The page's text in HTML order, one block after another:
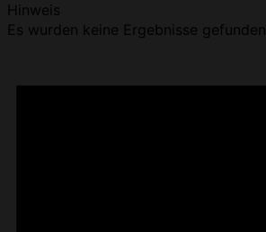
Hinweis
Es wurden keine Ergebnisse gefunden.